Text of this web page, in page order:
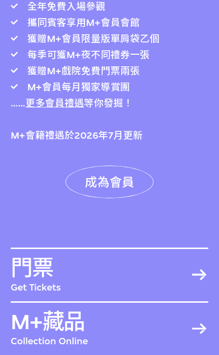
全年免費入場參觀
攜同賓客享用M+會員會館
獲贈M+會員限量版單肩袋乙個
每季可獲M+夜不同禮券一張
獲贈M+戲院免費門票兩張
M+會員每月獨家導賞團
……更多會員禮遇等你發掘！
M+會籍禮遇於2026年7月更新
成為會員
門票
Get Tickets
M+藏品
Collection Online